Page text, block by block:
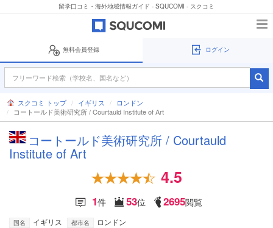
留学口コミ・海外地域情報ガイド - SQUCOMI - スクコミ
無料会員登録 ログイン
スクコミ トップ イギリス
ロンドン
コートールド美術研究所 / Courtauld Institute of Art
コートールド美術研究所 / Courtauld
Institute of Art
4.5
1件 53位 2695閲覧
国名 イギリス 都市名 ロンドン